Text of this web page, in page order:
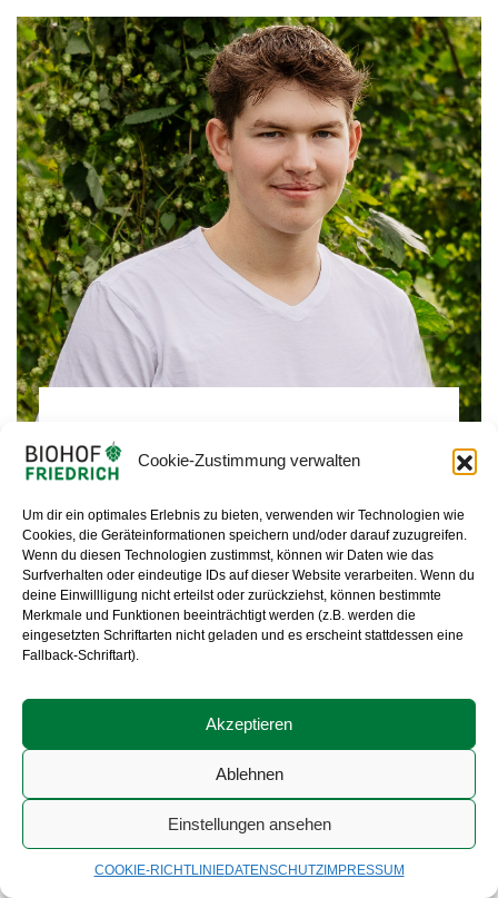
Cookie-Zustimmung verwalten
Um dir ein optimales Erlebnis zu bieten, verwenden wir Technologien wie
Cookies, die Geräteinformationen speichern und/oder darauf zuzugreifen.
Wenn du diesen Technologien zustimmst, können wir Daten wie das
Surfverhalten oder eindeutige IDs auf dieser Website verarbeiten. Wenn du
deine Einwillligung nicht erteilst oder zurückziehst, können bestimmte
Merkmale und Funktionen beeinträchtigt werden (z.B. werden die
eingesetzten Schriftarten nicht geladen und es erscheint stattdessen eine
Fallback-Schriftart).
Akzeptieren
Ablehnen
Einstellungen ansehen
COOKIE-RICHTLINIEDATENSCHUTZIMPRESSUM
AUSZUBILDENDER IN DER LANDWIRTSCHAFT